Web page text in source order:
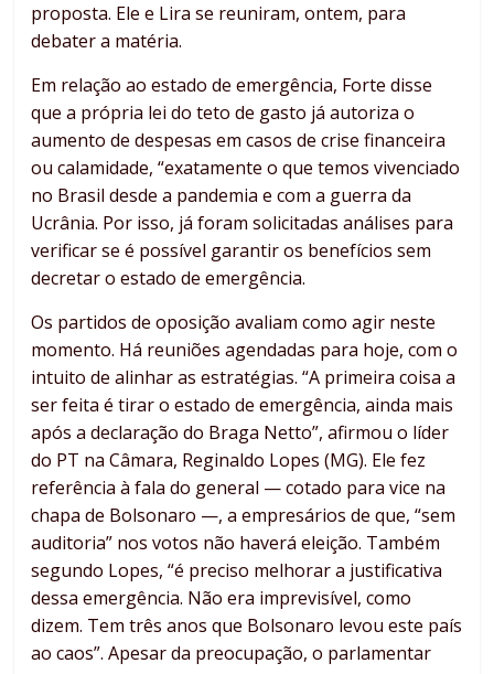
proposta. Ele e Lira se reuniram, ontem, para
debater a matéria.
Em relação ao estado de emergência, Forte disse
que a própria lei do teto de gasto já autoriza o
aumento de despesas em casos de crise financeira
ou calamidade, “exatamente o que temos vivenciado
no Brasil desde a pandemia e com a guerra da
Ucrânia. Por isso, já foram solicitadas análises para
verificar se é possível garantir os benefícios sem
decretar o estado de emergência.
Os partidos de oposição avaliam como agir neste
momento. Há reuniões agendadas para hoje, com o
intuito de alinhar as estratégias. “A primeira coisa a
ser feita é tirar o estado de emergência, ainda mais
após a declaração do Braga Netto”, afirmou o líder
do PT na Câmara, Reginaldo Lopes (MG). Ele fez
referência à fala do general — cotado para vice na
chapa de Bolsonaro —, a empresários de que, “sem
auditoria” nos votos não haverá eleição. Também
segundo Lopes, “é preciso melhorar a justificativa
dessa emergência. Não era imprevisível, como
dizem. Tem três anos que Bolsonaro levou este país
ao caos”. Apesar da preocupação, o parlamentar